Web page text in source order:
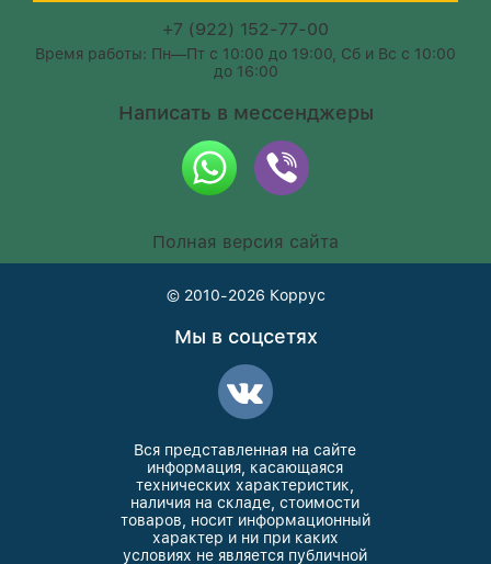
+7 (922) 152-77-00
Время работы: Пн—Пт с 10:00 до 19:00, Сб и Вс с 10:00
до 16:00
Написать в мессенджеры
Полная версия сайта
© 2010-2026 Коррус
Мы в соцсетях
Вся представленная на сайте
информация, касающаяся
технических характеристик,
наличия на складе, стоимости
товаров, носит информационный
характер и ни при каких
условиях не является публичной